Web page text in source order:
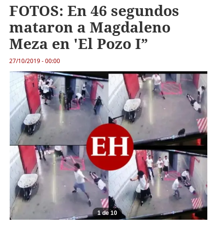
FOTOS: En 46 segundos
mataron a Magdaleno
Meza en 'El Pozo I”
27/10/2019 - 00:00
1 de 10